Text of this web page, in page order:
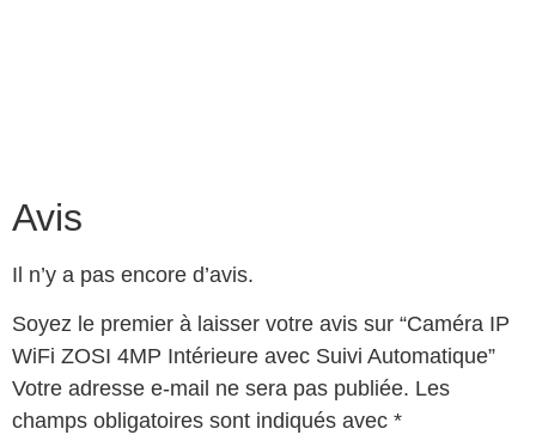
Avis
Il n’y a pas encore d’avis.
Soyez le premier à laisser votre avis sur “Caméra IP
WiFi ZOSI 4MP Intérieure avec Suivi Automatique”
Votre adresse e-mail ne sera pas publiée. Les
champs obligatoires sont indiqués avec *